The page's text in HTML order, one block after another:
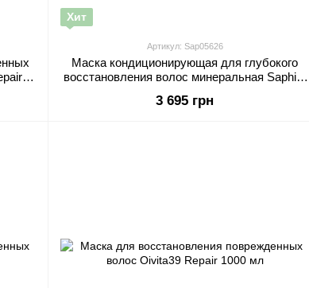
Хит
Артикул: Sap05626
Маска кондиционирующая для глубокого
восстановления волос минеральная Saphira
3 695 грн